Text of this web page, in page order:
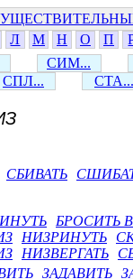
Л М Н О П
СИМ...
СПЛ...
СТА...
СБИВАТЬ
БРОСИТЬ
НИЗРИНУТЬ
НИЗВЕРГАТЬ
ЗАДАВИТЬ